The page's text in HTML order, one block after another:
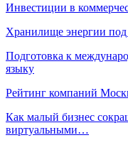
Инвестиции в
Хранилище энергии
Подготовка к
языку
Рейтинг компаний
Как малый бизнес
виртуальными…